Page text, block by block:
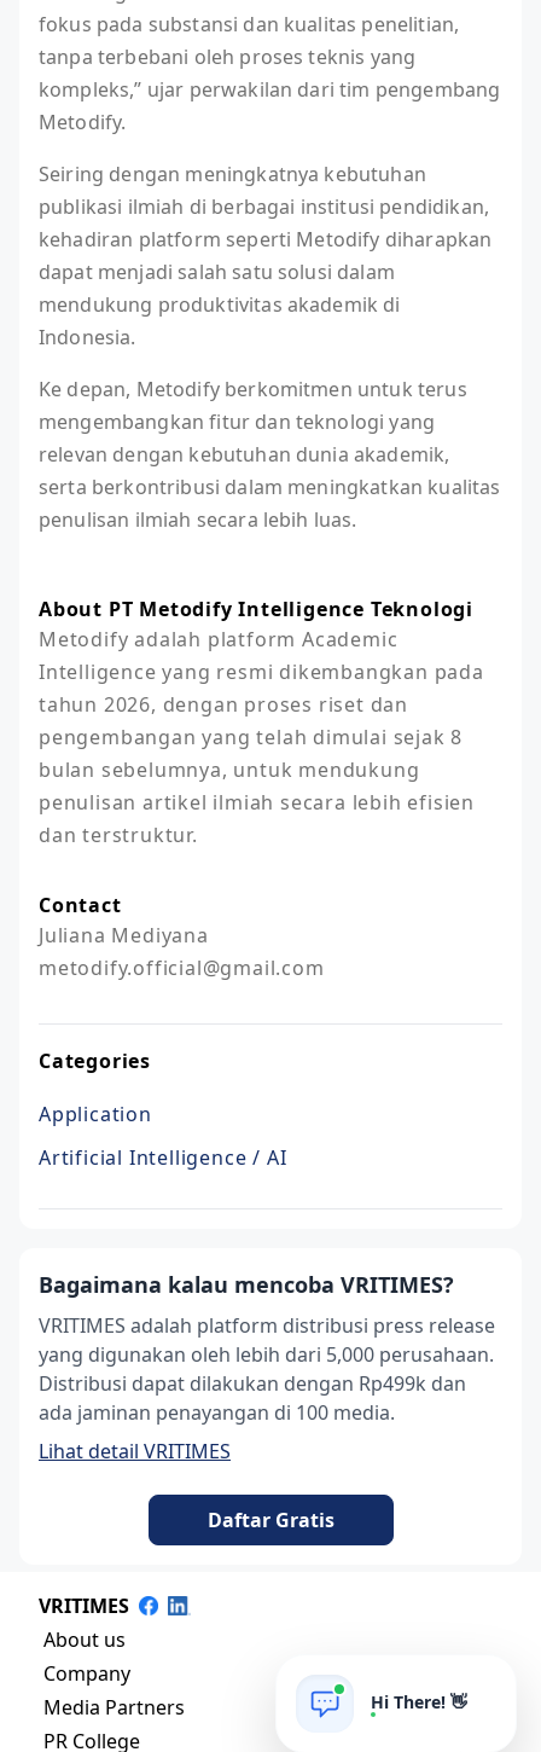
fokus pada substansi dan kualitas penelitian,
tanpa terbebani oleh proses teknis yang
kompleks,” ujar perwakilan dari tim pengembang
Metodify.
Seiring dengan meningkatnya kebutuhan
publikasi ilmiah di berbagai institusi pendidikan,
kehadiran platform seperti Metodify diharapkan
dapat menjadi salah satu solusi dalam
mendukung produktivitas akademik di
Indonesia.
Ke depan, Metodify berkomitmen untuk terus
mengembangkan fitur dan teknologi yang
relevan dengan kebutuhan dunia akademik,
serta berkontribusi dalam meningkatkan kualitas
penulisan ilmiah secara lebih luas.
About PT Metodify Intelligence Teknologi
Metodify adalah platform Academic
Intelligence yang resmi dikembangkan pada
tahun 2026, dengan proses riset dan
pengembangan yang telah dimulai sejak 8
bulan sebelumnya, untuk mendukung
penulisan artikel ilmiah secara lebih efisien
dan terstruktur.
Contact
Juliana Mediyana
Categories
Application
Artificial Intelligence / AI
Bagaimana kalau mencoba VRITIMES?
VRITIMES adalah platform distribusi press release
yang digunakan oleh lebih dari 5,000 perusahaan.
Distribusi dapat dilakukan dengan Rp499k dan
ada jaminan penayangan di 100 media.
Lihat detail VRITIMES
Daftar Gratis
VRITIMES
About us
Company
Media Partners
PR College
Hi There! 👋